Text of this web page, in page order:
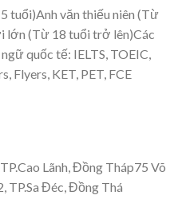
tuổi)Anh văn thiếu niên (Từ
lớn (Từ 18 tuổi trở lên)Các
quốc tế: IELTS, TOEIC,
Flyers, KET, PET, FCE
Lãnh, Đồng Tháp75 Võ
TP.Sa Đéc, Đồng Thá